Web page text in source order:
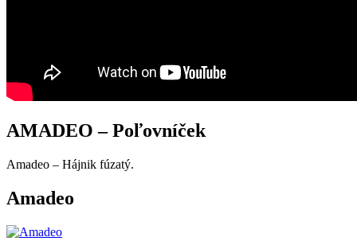
AMADEO – Poľovníček
Amadeo – Hájnik fúzatý.
Amadeo